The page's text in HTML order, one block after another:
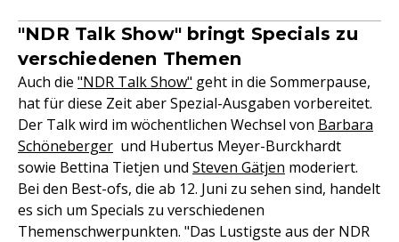
"NDR Talk Show" bringt Specials zu
verschiedenen Themen
Auch die "NDR Talk Show" geht in die Sommerpause,
hat für diese Zeit aber Spezial-Ausgaben vorbereitet.
Der Talk wird im wöchentlichen Wechsel von Barbara
Schöneberger und Hubertus Meyer-Burckhardt
sowie Bettina Tietjen und Steven Gätjen moderiert.
Bei den Best-ofs, die ab 12. Juni zu sehen sind, handelt
es sich um Specials zu verschiedenen
Themenschwerpunkten. "Das Lustigste aus der NDR